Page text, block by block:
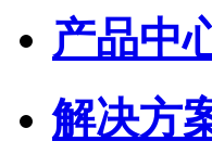
产品中
解决方